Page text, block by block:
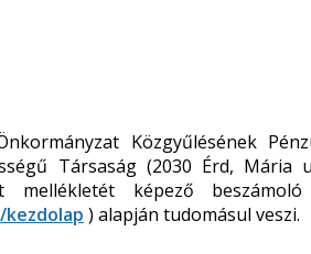
Közgyűlésének
Társaság (2030 Érd, Mária
mellékletét képező
kezdolap ) alapján tudomásul veszi.